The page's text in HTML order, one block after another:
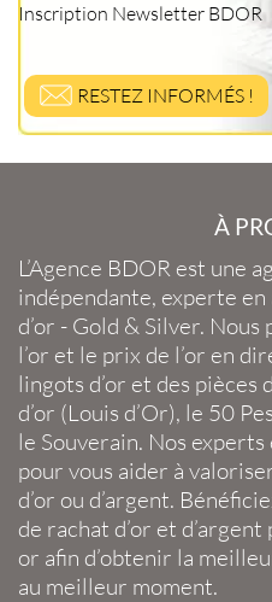
Inscription Newsletter BDOR
RESTEZ INFORMÉS !
À
L’Agence BDOR est une
indépendante, experte en
d’or - Gold & Silver. Nous
l’or et le prix de l’or en
lingots d’or et des pièces
d’or (Louis d’Or), le 50
le Souverain. Nos experts
pour vous aider à
d’or ou d’argent.
de rachat d’or et d’argent
or afin d’obtenir la
au meilleur moment.